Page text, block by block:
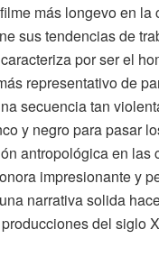
más longevo en la
sus tendencias de
por ser el
representativo de
secuencia tan
y negro para pasar
antropológica en las
impresionante y
narrativa solida
del siglo